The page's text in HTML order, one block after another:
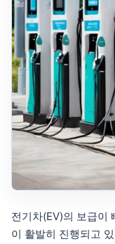
전기차(EV)의 보급이
이 활발히 진행되고